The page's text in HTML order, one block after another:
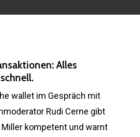
Alles
wallet im Gespräch mit
Rudi Cerne gibt
kompetent und warnt